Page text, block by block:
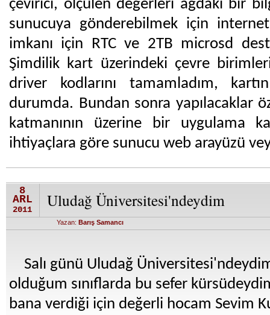
çevirici, ölçülen değerleri ağdaki bir
sunucuya gönderebilmek için
imkanı için RTC ve 2TB microsd
Şimdilik kart üzerindeki çevre
driver kodlarını tamamladım,
durumda. Bundan sonra yapılacaklar
katmanının üzerine bir uygulama
ihtiyaçlara göre sunucu web arayüzü
8
ARL
2011 Uludağ Üniversitesi'ndeydim
Yazan:Barış Samancı
Salı günü Uludağ
olduğum sınıflarda bu sefer
bana verdiği için değerli hocam Sevim